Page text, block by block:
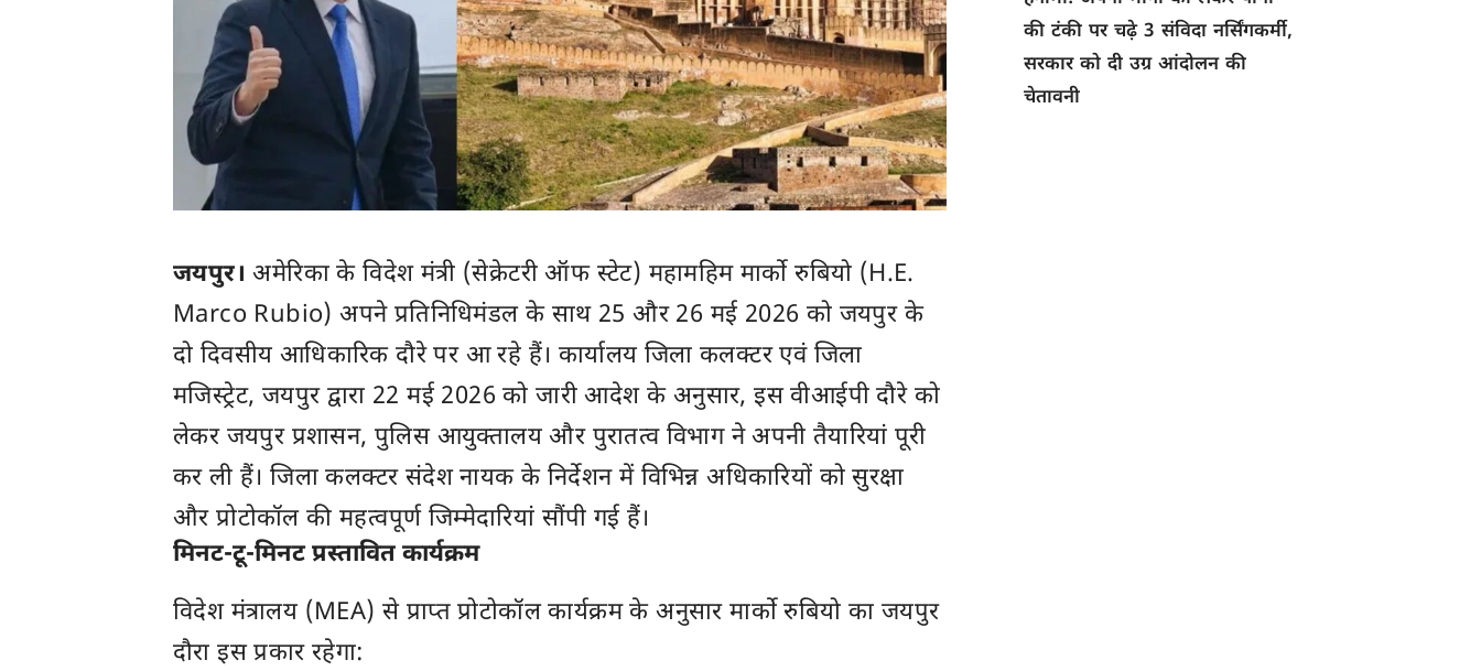
जयपुर। अमेरिका के विदेश मंत्री (सेक्रेटरी ऑफ स्टेट) महामहिम मार्को रुबियो (H.E.
Marco Rubio) अपने प्रतिनिधिमंडल के साथ 25 और 26 मई 2026 को जयपुर के
दो दिवसीय आधिकारिक दौरे पर आ रहे हैं। कार्यालय जिला कलक्टर एवं जिला
मजिस्ट्रेट, जयपुर द्वारा 22 मई 2026 को जारी आदेश के अनुसार, इस वीआईपी दौरे को
लेकर जयपुर प्रशासन, पुलिस आयुक्तालय और पुरातत्व विभाग ने अपनी तैयारियां पूरी
कर ली हैं। जिला कलक्टर संदेश नायक के निर्देशन में विभिन्न अधिकारियों को सुरक्षा
और प्रोटोकॉल की महत्वपूर्ण जिम्मेदारियां सौंपी गई हैं।
मिनट-टू-मिनट प्रस्तावित कार्यक्रम
विदेश मंत्रालय (MEA) से प्राप्त प्रोटोकॉल कार्यक्रम के अनुसार मार्को रुबियो का जयपुर
दौरा इस प्रकार रहेगा:
की टंकी पर चढ़े 3 संविदा नर्सिंगकर्मी,
सरकार को दी उग्र आंदोलन की
चेतावनी